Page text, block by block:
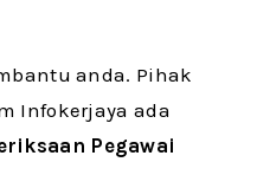
anda. Pihak
Infokerjaya ada
Pegawai